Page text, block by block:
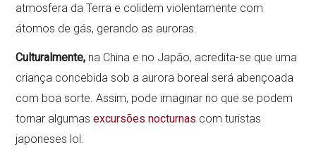
atmosfera da Terra e colidem violentamente com
átomos de gás, gerando as auroras.
Culturalmente, na China e no Japão, acredita-se que uma
criança concebida sob a aurora boreal será abençoada
com boa sorte. Assim, pode imaginar no que se podem
tornar algumasexcursões nocturnas com turistas
japoneses lol.